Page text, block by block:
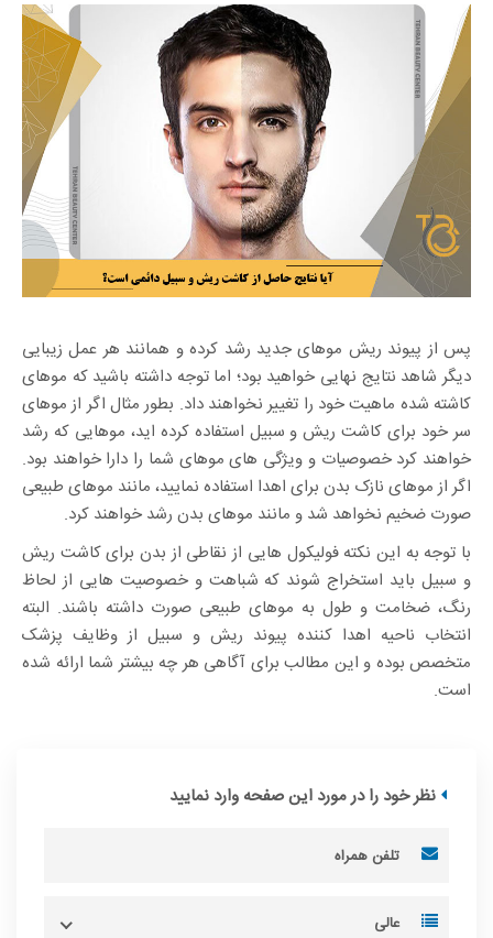
پس از پیوند ریش موهای جدید رشد کرده و همانند هر عمل زیبایی
دیگر شاهد نتایج نهایی خواهید بود؛ اما توجه داشته باشید که موهای
کاشته شده ماهیت خود را تغییر نخواهند داد. بطور مثال اگر از موهای
سر خود برای کاشت ریش و سبیل استفاده کرده اید، موهایی که رشد
خواهند کرد خصوصیات و ویژگی های موهای شما را دارا خواهند بود.
اگر از موهای نازک بدن برای اهدا استفاده نمایید، مانند موهای طبیعی
صورت ضخیم نخواهد شد و مانند موهای بدن رشد خواهند کرد.
با توجه به این نکته فولیکول هایی از نقاطی از بدن برای کاشت ریش
و سبیل باید استخراج شوند که شباهت و خصوصیت هایی از لحاظ
رنگ، ضخامت و طول به موهای طبیعی صورت داشته باشند. البته
انتخاب ناحیه اهدا کننده پیوند ریش و سبیل از وظایف پزشک
متخصص بوده و این مطالب برای آگاهی هر چه بیشتر شما ارائه شده
است.
نظر خود را در مورد این صفحه وارد نمایید
عالی